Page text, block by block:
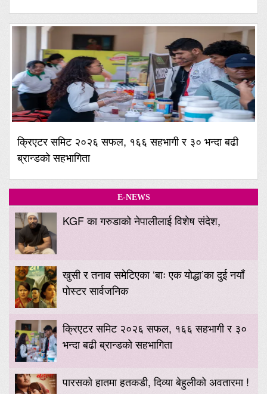
क्रिएटर समिट २०२६ सफल, १६६ सहभागी र ३० भन्दा बढी
ब्रान्डको सहभागिता
E-NEWS
KGF का गरुडाको नेपालीलाई विशेष संदेश,
खुसी र तनाव समेटिएका ‘बाः एक योद्धा’का दुई नयाँ
पोस्टर सार्वजनिक
क्रिएटर समिट २०२६ सफल, १६६ सहभागी र ३०
भन्दा बढी ब्रान्डको सहभागिता
पारसको हातमा हतकडी, दिव्या बेहुलीको अवतारमा !